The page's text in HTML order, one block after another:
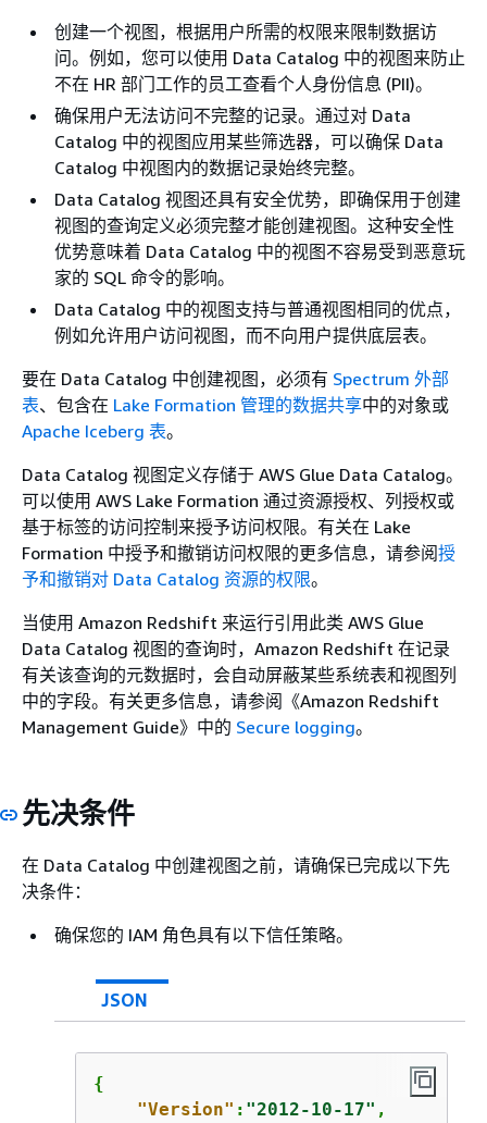
创建一个视图，根据用户所需的权限来限制数据访
问。例如，您可以使用 Data Catalog 中的视图来防止
不在 HR 部门工作的员工查看个人身份信息 (PII)。
确保用户无法访问不完整的记录。通过对 Data
Catalog 中的视图应用某些筛选器，可以确保 Data
Catalog 中视图内的数据记录始终完整。
Data Catalog 视图还具有安全优势，即确保用于创建
视图的查询定义必须完整才能创建视图。这种安全性
优势意味着 Data Catalog 中的视图不容易受到恶意玩
家的 SQL 命令的影响。
Data Catalog 中的视图支持与普通视图相同的优点，
例如允许用户访问视图，而不向用户提供底层表。
要在 Data Catalog 中创建视图，必须有 Spectrum 外部
表、包含在 Lake Formation 管理的数据共享中的对象或
Apache Iceberg 表。
Data Catalog 视图定义存储于 AWS Glue Data Catalog。
可以使用 AWS Lake Formation 通过资源授权、列授权或
基于标签的访问控制来授予访问权限。有关在 Lake
Formation 中授予和撤销访问权限的更多信息，请参阅授
予和撤销对 Data Catalog 资源的权限。
当使用 Amazon Redshift 来运行引用此类 AWS Glue
Data Catalog 视图的查询时，Amazon Redshift 在记录
有关该查询的元数据时，会自动屏蔽某些系统表和视图列
中的字段。有关更多信息，请参阅《Amazon Redshift
Management Guide》 中的 Secure logging。
先决条件
在 Data Catalog 中创建视图之前，请确保已完成以下先
决条件：
确保您的 IAM 角色具有以下信任策略。
JSON
{
"Version" : "2012-10-17" ,